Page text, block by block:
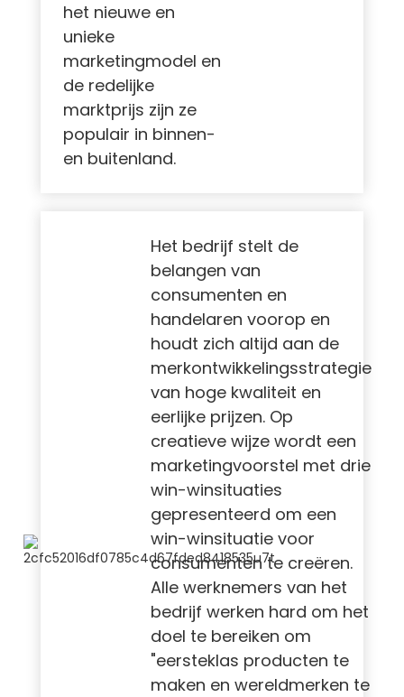
het nieuwe en
unieke
marketingmodel en
de redelijke
marktprijs zijn ze
populair in binnen-
en buitenland.
Het bedrijf stelt de
belangen van
consumenten en
handelaren voorop en
houdt zich altijd aan de
merkontwikkelingsstrategie
van hoge kwaliteit en
eerlijke prijzen. Op
creatieve wijze wordt een
marketingvoorstel met drie
win-winsituaties
gepresenteerd om een ​​
win-winsituatie voor
consumenten te creëren.
Alle werknemers van het
bedrijf werken hard om het
doel te bereiken om
"eersteklas producten te
maken en wereldmerken te